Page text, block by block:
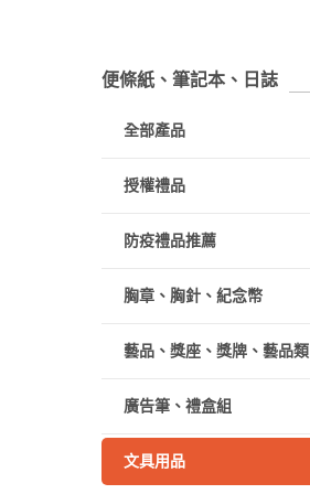
便條紙、筆記本、日誌
全部產品
授權禮品
防疫禮品推薦
胸章、胸針、紀念幣
藝品、獎座、獎牌、藝品類
廣告筆、禮盒組
文具用品